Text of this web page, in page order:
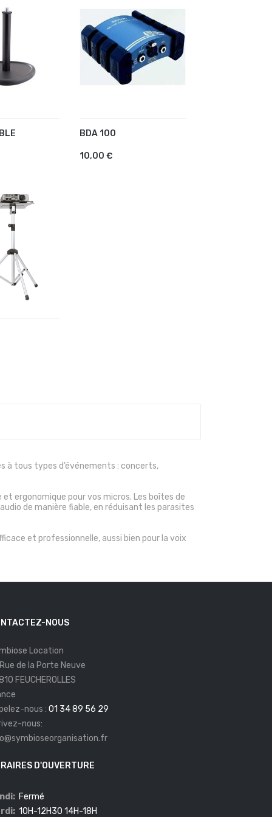
AU PANIER BDA 100
10,00 €
AJOUTER AU PANIER
à tous types d’événements : concerts,
ergonomique pour vos micros. Les boîtes de
de manière fiable, en réduisant les parasites
et professionnelle, aussi bien pour la voix
NOUS
Location
de la Porte Neuve
FEUCHEROLLES
nous : 01 34 89 56 29
nous:
D'OUVERTURE
Fermé
10H-12H30 14H-18H